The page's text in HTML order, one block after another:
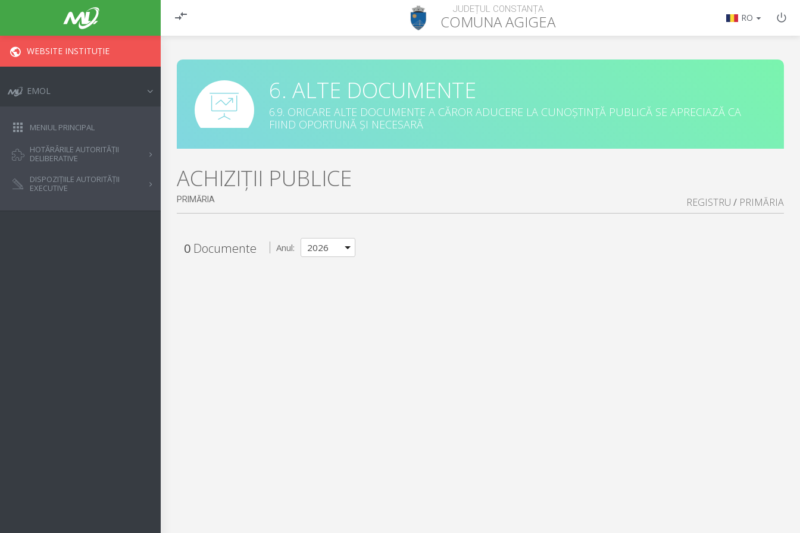
JUDEȚUL CONSTANȚA
COMUNAAGIGEA RO
WEBSITE INSTITUȚIE
EMOL
MENIUL PRINCIPAL
HOTĂRÂRILE AUTORITĂȚII
DELIBERATIVE
DISPOZIȚIILE AUTORITĂȚII
EXECUTIVE
6. ALTE DOCUMENTE
6.9. ORICARE ALTE DOCUMENTE A CĂROR ADUCERE LA CUNOȘTINȚĂ PUBLICĂ SE APRECIAZĂ CA
FIIND OPORTUNĂ ȘI NECESARĂ
ACHIZIȚII PUBLICE
PRIMĂRIA REGISTRU / PRIMĂRIA
0 Documente Anul: